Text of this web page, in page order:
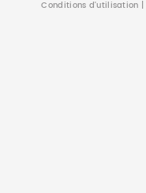
Conditions d’utilisation